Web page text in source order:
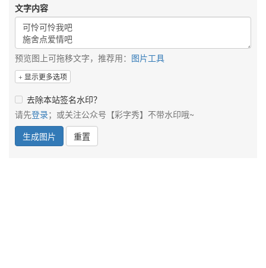
文字内容
预览图上可拖移文字，推荐用： 图片工具
显示更多选项
去除本站签名水印？
请先登录；或关注公众号【彩字秀】不带水印哦~
生成图片
重置